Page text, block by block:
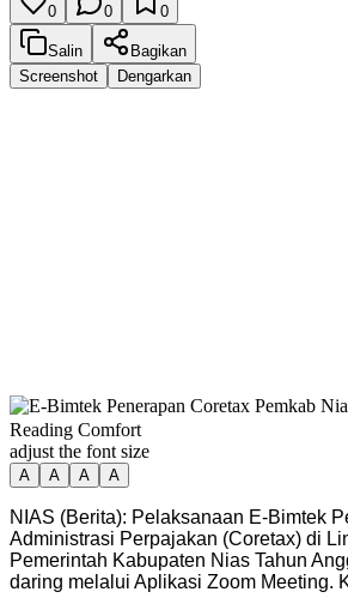
0 0 0
Salin
Bagikan
Screenshot
Dengarkan
Reading Comfort
adjust the font size
A A A A
NIAS (Berita): Pelaksanaan E-Bimtek
Administrasi Perpajakan (Coretax) di
Pemerintah Kabupaten Nias Tahun
daring melalui Aplikasi Zoom Meeting.